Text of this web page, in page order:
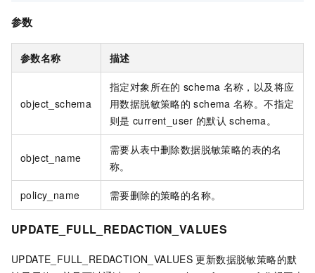
参数
参数名称 描述
object_schema
指定对象所在的 schema 名称，以及将应
用数据脱敏策略的 schema 名称。不指定
则是 current_user 的默认 schema。
object_name
需要从表中删除数据脱敏策略的表的名
称。
policy_name 需要删除的策略的名称。
UPDATE_FULL_REDACTION_VALUES
UPDATE_FULL_REDACTION_VALUES 更新数据脱敏策略的默